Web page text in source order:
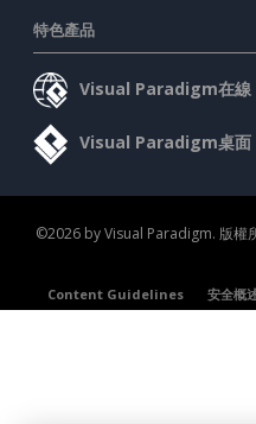
特色產品
Visual Paradigm在線
Visual Paradigm桌面
©2026 by Visual Paradigm. 版權
Content Guidelines
安全概